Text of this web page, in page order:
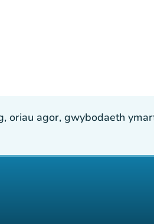
agor, gwybodaeth